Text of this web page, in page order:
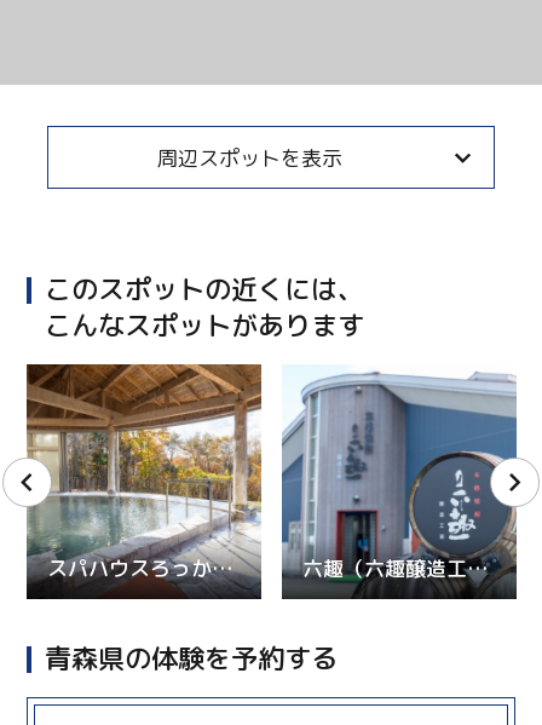
周辺スポットを表示
このスポットの近くには、
こんなスポットがあります
スパハウスろっかぽっか 六趣（六趣醸造工房）
青森県の体験を予約する
more
Facebook
Line